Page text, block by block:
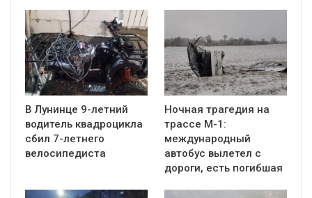
В Лунинце 9-летний
водитель квадроцикла
сбил 7-летнего
велосипедиста
Ночная трагедия на
трассе М-1:
международный
автобус вылетел с
дороги, есть погибшая